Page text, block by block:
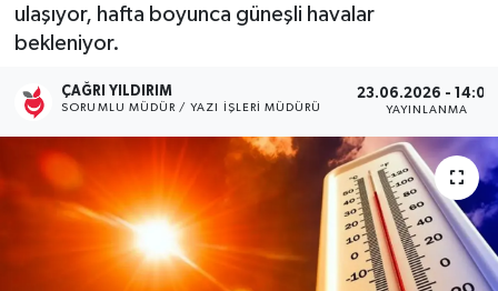
ulaşıyor, hafta boyunca güneşli havalar
bekleniyor.
ÇAĞRI YILDIRIM
SORUMLU MÜDÜR / YAZI İŞLERI MÜDÜRÜ
23.06.2026 - 14:00
YAYINLANMA
Kültür Sanat
Magazin
Medya
Politika
Sağlık